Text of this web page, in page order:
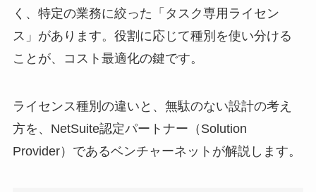
く、特定の業務に絞った「タスク専用ライセン
ス」があります。役割に応じて種別を使い分ける
ことが、コスト最適化の鍵です。
ライセンス種別の違いと、無駄のない設計の考え
方を、NetSuite認定パートナー（Solution
Provider）であるベンチャーネットが解説します。